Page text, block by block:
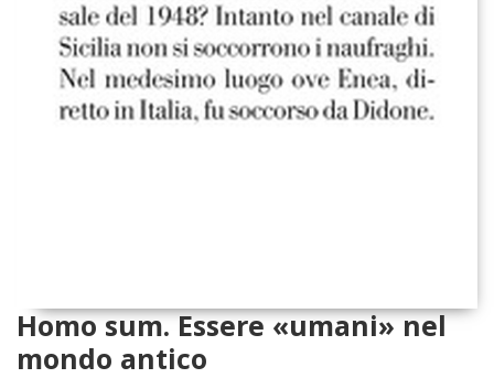
Homo sum. Essere «umani» nel
mondo antico